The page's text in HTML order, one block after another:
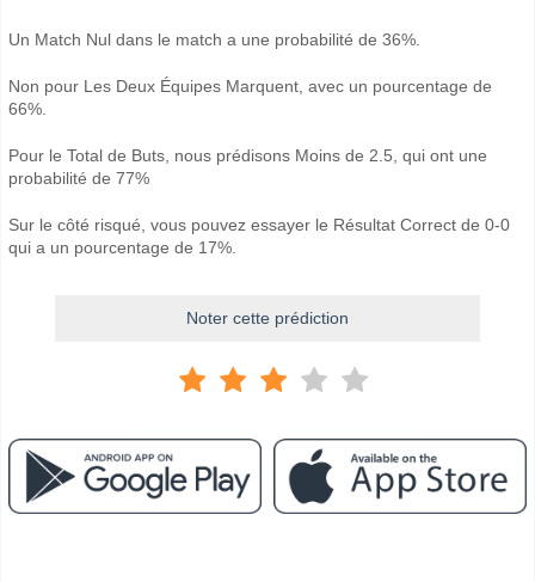
Un Match Nul dans le match a une probabilité de 36%.
Non pour Les Deux Équipes Marquent, avec un pourcentage de
66%.
Pour le Total de Buts, nous prédisons Moins de 2.5, qui ont une
probabilité de 77%
Sur le côté risqué, vous pouvez essayer le Résultat Correct de 0-0
qui a un pourcentage de 17%.
Noter cette prédiction